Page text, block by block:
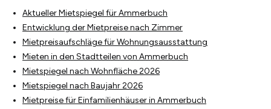
Aktueller Mietspiegel für Ammerbuch
Entwicklung der Mietpreise nach Zimmer
Mietpreisaufschläge für Wohnungsausstattung
Mieten in den Stadtteilen von Ammerbuch
Mietspiegel nach Wohnfläche 2026
Mietspiegel nach Baujahr 2026
Mietpreise für Einfamilienhäuser in Ammerbuch